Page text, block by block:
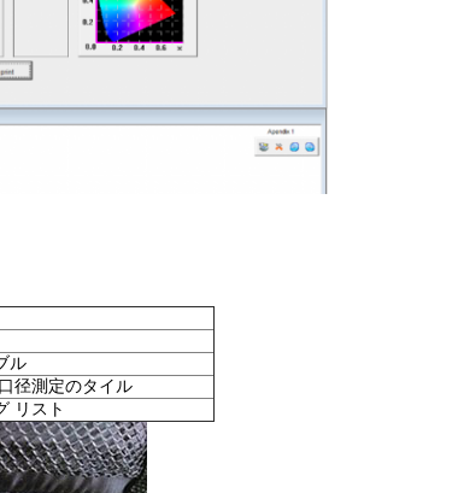
ル
径測定のタイル
リスト